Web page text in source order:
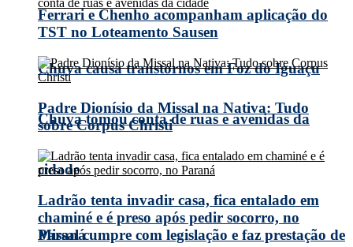
Chuva causa transtornos em Foz do Iguaçu
Chuva tomou conta de ruas e avenidas da
cidade
Missal cumpre com legislação e faz prestação de
Ferrari e Chenho acompanham aplicação do
TST no Loteamento Sausen
Padre Dionísio da Missal na Nativa: Tudo
sobre Corpus Christi
Ladrão tenta invadir casa, fica entalado em
chaminé e é preso após pedir socorro, no
Paraná